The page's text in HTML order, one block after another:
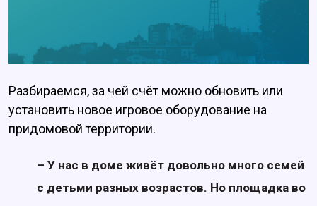
Разбираемся, за чей счёт можно обновить или
установить новое игровое оборудование на
придомовой территории.
– У нас в доме живёт довольно много семей
с детьми разных возрастов. Но площадка во